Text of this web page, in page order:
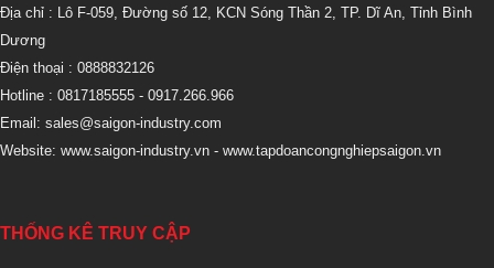
Địa chỉ : Lô F-059, Đường số 12, KCN Sóng Thần 2, TP. Dĩ An, Tỉnh Bình
Dương
Điện thoại : 0888832126
Hotline : 0817185555 - 0917.266.966
Email: sales@saigon-industry.com
Website: www.saigon-industry.vn - www.tapdoancongnghiepsaigon.vn
THỐNG KÊ TRUY CẬP